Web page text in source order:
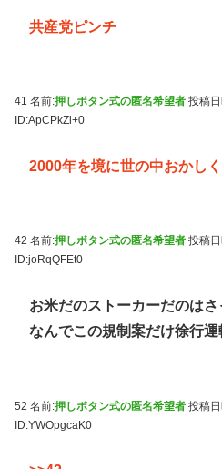
共産党ピンチ
41 名前:押しボタン式の匿名希望者 投稿
ID:ApCPkZl+0
2000年を境に世の中おかし
42 名前:押しボタン式の匿名希望者 投稿
ID:joRqQFEt0
お米だのストーカーだのは
なんでこの規制案だけ徐行運
52 名前:押しボタン式の匿名希望者 投稿
ID:YWOpgcaK0